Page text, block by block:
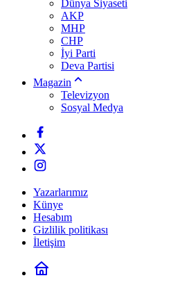
Dünya Siyaseti
AKP
MHP
CHP
İyi Parti
Deva Partisi
Magazin
Televizyon
Sosyal Medya
Yazarlarımız
Künye
Hesabım
Gizlilik politikası
İletişim